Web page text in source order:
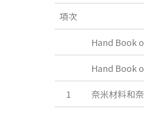
項次
Hand Book
Hand Book
1 奈米材料和